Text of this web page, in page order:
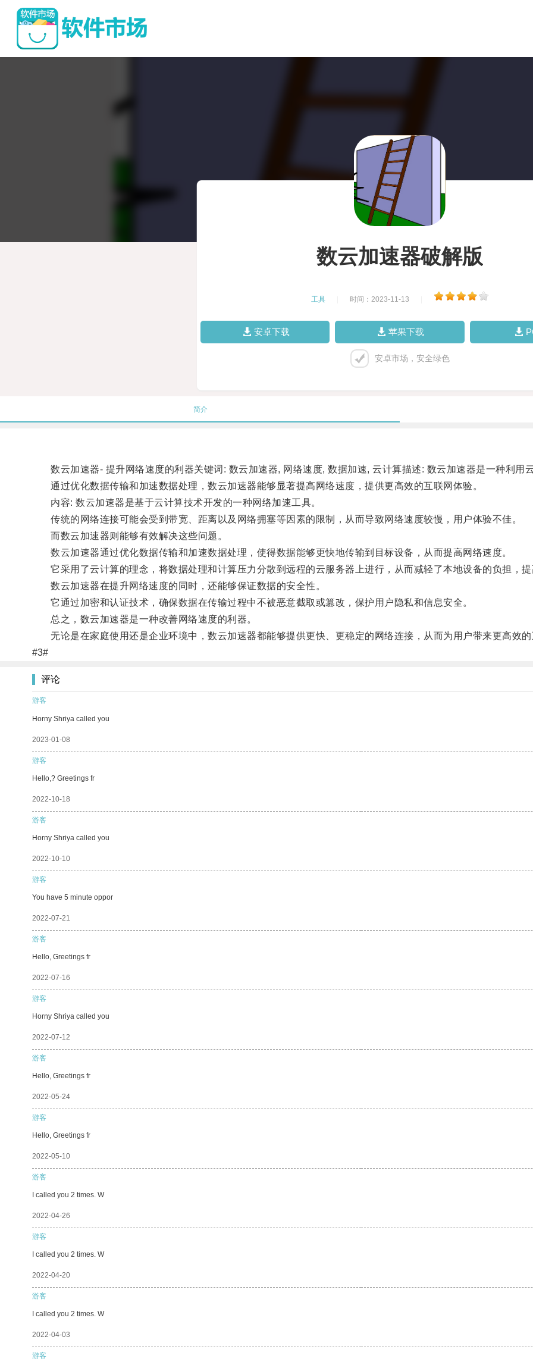
数云加速器破解版
工具 时间：2023-11-13
安卓下载 苹果下载
安卓市场，安全绿色
简介
数云加速器- 提升网络速度的利器关键词: 数云加速器, 网络速度, 数据加速, 云计算描述: 数云加速器是一种利用
通过优化数据传输和加速数据处理，数云加速器能够显著提高网络速度，提供更高效的互联网体验。
内容: 数云加速器是基于云计算技术开发的一种网络加速工具。
传统的网络连接可能会受到带宽、距离以及网络拥塞等因素的限制，从而导致网络速度较慢，用户体验不佳。
而数云加速器则能够有效解决这些问题。
数云加速器通过优化数据传输和加速数据处理，使得数据能够更快地传输到目标设备，从而提高网络速度。
它采用了云计算的理念，将数据处理和计算压力分散到远程的云服务器上进行，从而减轻了本地设备的负担，提
数云加速器在提升网络速度的同时，还能够保证数据的安全性。
它通过加密和认证技术，确保数据在传输过程中不被恶意截取或篡改，保护用户隐私和信息安全。
总之，数云加速器是一种改善网络速度的利器。
无论是在家庭使用还是企业环境中，数云加速器都能够提供更快、更稳定的网络连接，从而为用户带来更高效的
#3#
评论
游客
Horny Shriya called you
2023-01-08
游客
Hello,? Greetings fr
2022-10-18
游客
Horny Shriya called you
2022-10-10
游客
You have 5 minute oppor
2022-07-21
游客
Hello, Greetings fr
2022-07-16
游客
Horny Shriya called you
2022-07-12
游客
Hello, Greetings fr
2022-05-24
游客
Hello, Greetings fr
2022-05-10
游客
I called you 2 times. W
2022-04-26
游客
I called you 2 times. W
2022-04-20
游客
I called you 2 times. W
2022-04-03
游客